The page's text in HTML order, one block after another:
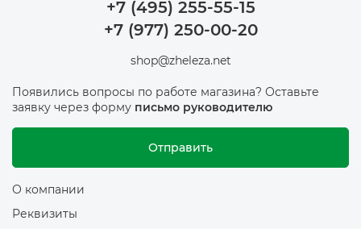
+7 (495) 255-55-15
+7 (977) 250-00-20
shop@zheleza.net
Появились вопросы по работе магазина? Оставьте
заявку через форму письмо руководителю
Отправить
О компании
Реквизиты